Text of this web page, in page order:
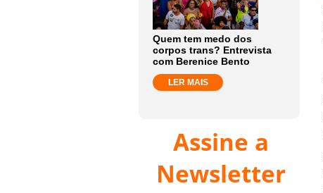
Quem tem medo dos
corpos trans? Entrevista
com Berenice Bento
LER MAIS
Assine a
Newsletter